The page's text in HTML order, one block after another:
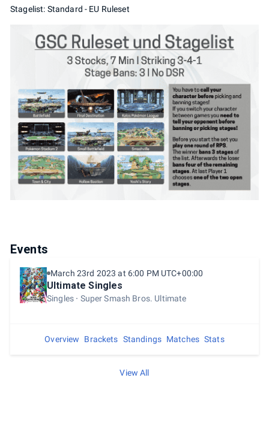
Stagelist: Standard - EU Ruleset
Events
March 23rd 2023 at 6:00 PM UTC+00:00
Ultimate Singles
Singles Super Smash Bros. Ultimate
Overview Brackets Standings Matches Stats
View All